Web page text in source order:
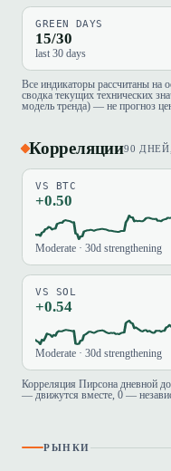
GREEN DAYS
15/30
last 30 days
Все индикаторы рассчитаны на
сводка текущих технических
модель тренда) — не прогноз
Корреляции90
VS BTC
+0.50
Moderate · 30d strengthening
VS SOL
+0.54
Moderate · 30d strengthening
Корреляция Пирсона дневной
— движутся вместе, 0 —
РЫНКИ